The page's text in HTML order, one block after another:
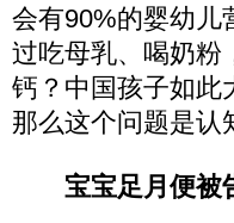
会有90%的婴幼儿
过吃母乳、喝奶粉
钙？中国孩子如此
那么这个问题是认
宝宝足月便被